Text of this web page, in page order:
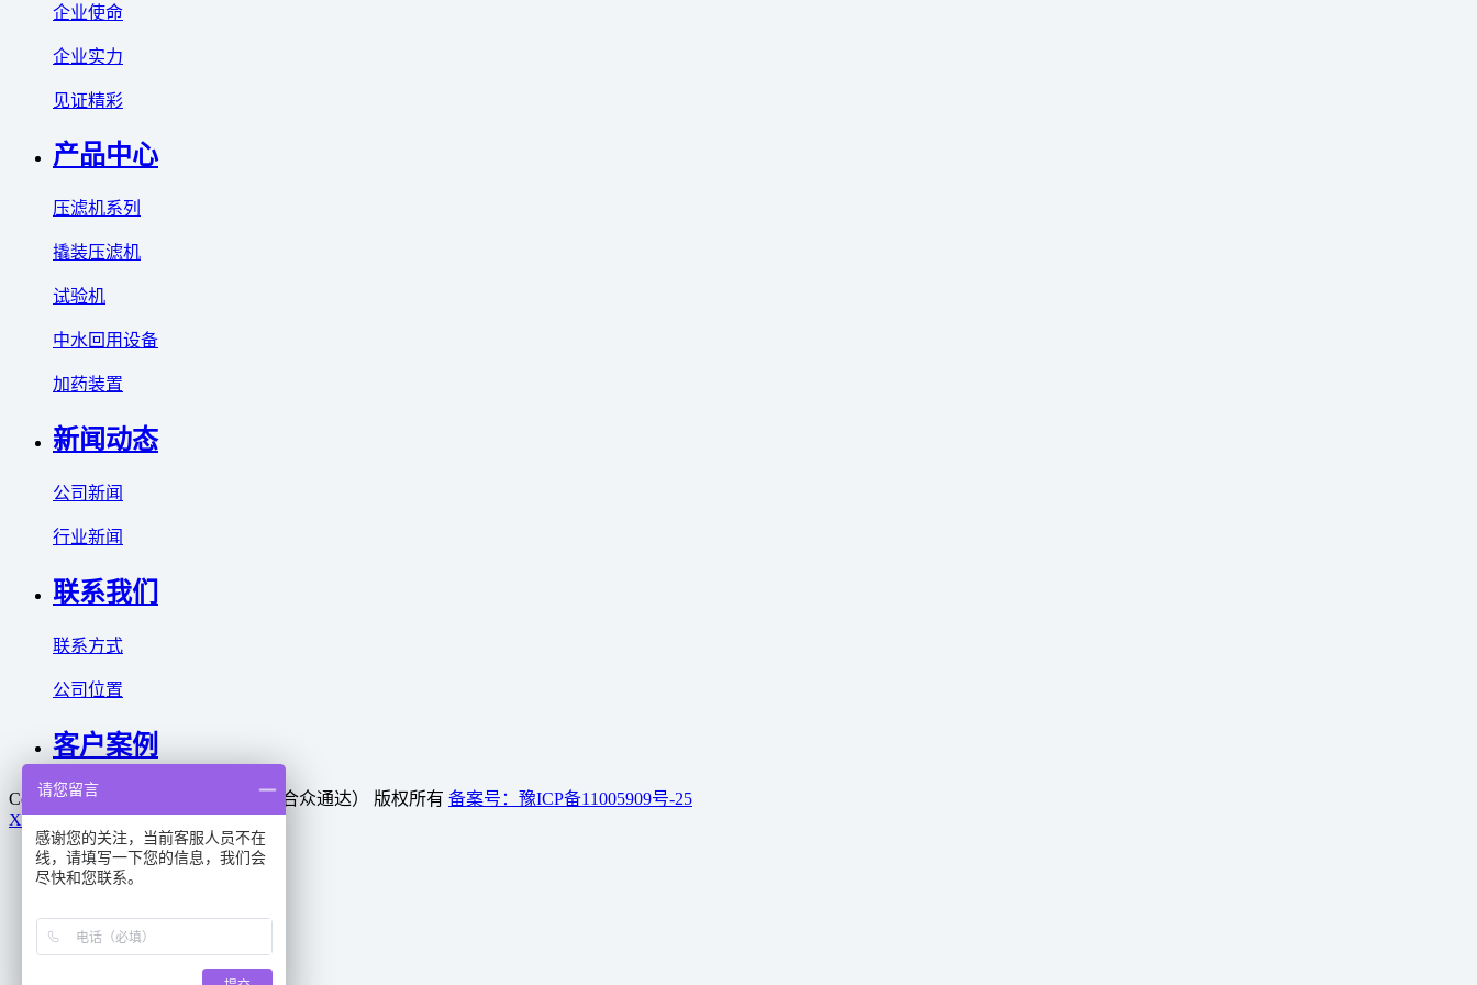
企业使命
企业实力
见证精彩
产品中心
压滤机系列
撬装压滤机
试验机
中水回用设备
加药装置
新闻动态
公司新闻
行业新闻
联系我们
联系方式
公司位置
客户案例
Copyright © 2025 利菲尔特（商标：合众通达） 版权所有 备案号：豫ICP备11005909号-25
XML
首页
新闻
请您留言
感谢您的关注，当前客服人员不在
线，请填写一下您的信息，我们会
尽快和您联系。